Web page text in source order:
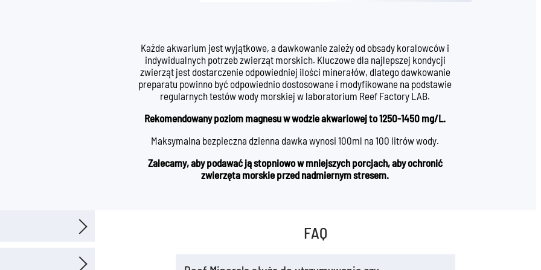
Każde akwarium jest wyjątkowe, a dawkowanie zależy od obsady koralowców i
indywidualnych potrzeb zwierząt morskich. Kluczowe dla najlepszej kondycji
zwierząt jest dostarczenie odpowiedniej ilości minerałów, dlatego dawkowanie
preparatu powinno być odpowiednio dostosowane i modyfikowane na podstawie
regularnych testów wody morskiej w laboratorium Reef Factory LAB.
Rekomendowany poziom magnesu w wodzie akwariowej to 1250-1450 mg/L.
Maksymalna bezpieczna dzienna dawka wynosi 100ml na 100 litrów wody.
Zalecamy, aby podawać ją stopniowo w mniejszych porcjach, aby ochronić
zwierzęta morskie przed nadmiernym stresem.
Jego
FAQ